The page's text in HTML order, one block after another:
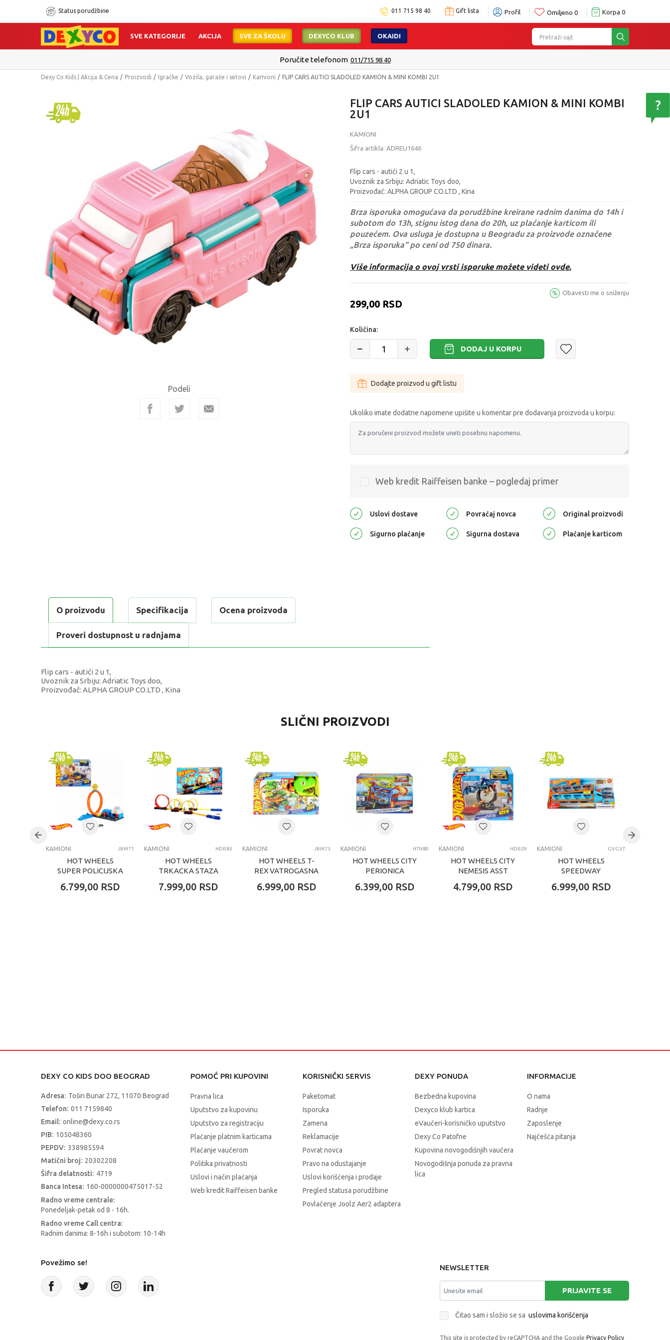
Status porudžbine 011 715 98 40 Gift lista Profil Omiljeno 0 Korpa 0
Pretraži sajt
SVE KATEGORIJE AKCIJA SVE ZA ŠKOLU DEXYCO KLUB OKAIDI
Poručite telefonom 011/715 98 40
Dexy Co Kids | Akcija & Cena Proizvodi Igračke Vozila, garaže i setovi Kamioni FLIP CARS AUTICI SLADOLED KAMION & MINI KOMBI 2U1
Podeli
FLIP CARS AUTICI SLADOLED KAMION & MINI KOMBI
2U1
KAMIONI
Šifra artikla: ADREU1646
Flip cars - autići 2 u 1,
Uvoznik za Srbiju: Adriatic Toys doo,
Proizvođač: ALPHA GROUP CO.LTD , Kina
Brza isporuka omogućava da porudžbine kreirane radnim danima do 14h i
subotom do 13h, stignu istog dana do 20h, uz plaćanje karticom ili
pouzećem. Ova usluga je dostupna u Beogradu za proizvode označene
„Brza isporuka“ po ceni od 750 dinara.
Više informacija o ovoj vrsti isporuke možete videti ovde.
299,00 RSD
Obavesti me o sniženju
Količina:
DODAJ U KORPU
Dodajte proizvod u gift listu
Ukoliko imate dodatne napomene upišite u komentar pre dodavanja proizvoda u korpu:
Web kredit Raiffeisen banke – pogledaj primer
Uslovi dostave Povraćaj novca Original proizvodi
Sigurno plaćanje Sigurna dostava Plaćanje karticom
O proizvodu Specifikacija Ocena proizvoda
Proveri dostupnost u radnjama
Flip cars - autići 2 u 1,
Uvoznik za Srbiju: Adriatic Toys doo,
Proizvođač: ALPHA GROUP CO.LTD , Kina
Kamioni
Brend
Pol dečaci
4-6 godina
Kategorija
SLIČNI PROIZVODI
KAMIONI JBM71
HOT WHEELS
SUPER POLICIJSKA
6.799,00 RSD
KAMIONI HDR83
HOT WHEELS
TRKACKA STAZA
7.999,00 RSD
KAMIONI JBM73
HOT WHEELS T-
REX VATROGASNA
6.999,00 RSD
KAMIONI HTN80
HOT WHEELS CITY
PERIONICA
6.399,00 RSD
KAMIONI HDR29
HOT WHEELS CITY
NEMESIS ASST
4.799,00 RSD
KAMIONI GVG37
HOT WHEELS
SPEEDWAY
6.999,00 RSD
DEXY CO KIDS DOO BEOGRAD
Adresa: Tošin Bunar 272, 11070 Beograd
Telefon: 011 7159840
Email: online@dexy.co.rs
PIB: 105048360
PEPDV: 338985594
Matični broj: 20302208
Šifra delatnosti: 4719
Banca Intesa: 160-0000000475017-52
Radno vreme centrale:
Ponedeljak-petak od 8 - 16h.
Radno vreme Call centra:
Radnim danima: 8-16h i subotom: 10-14h
POMOĆ PRI KUPOVINI
Pravna lica
Uputstvo za kupovinu
Uputstvo za registraciju
Plaćanje platnim karticama
Plaćanje vaučerom
Politika privatnosti
Uslovi i način plaćanja
Web kredit Raiffeisen banke
KORISNIČKI SERVIS
Paketomat
Isporuka
Zamena
Reklamacije
Povrat novca
Pravo na odustajanje
Uslovi korišćenja i prodaje
Pregled statusa porudžbine
Povlačenje Joolz Aer2 adaptera
DEXY PONUDA
Bezbedna kupovina
Dexyco klub kartica
eVaučeri-korisničko uputstvo
Dexy Co Patofne
Kupovina novogodišnjih vaučera
Novogodišnja ponuda za pravna
lica
INFORMACIJE
O nama
Radnje
Zaposlenje
Najčešća pitanja
Povežimo se!
NEWSLETTER
PRIJAVITE SE
Čitao sam i složio se sa uslovima korišćenja
This site is protected by reCAPTCHA and the Google Privacy Policy